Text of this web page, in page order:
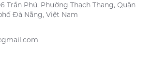
Trần Phú, Phường Thạch Thang, Quận
Đà Nẵng, Việt Nam